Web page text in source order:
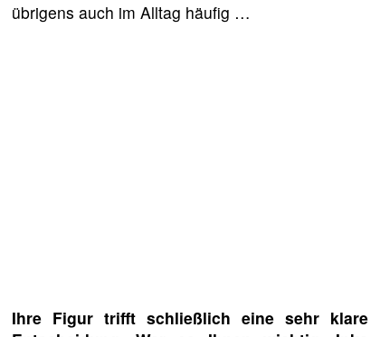
übrigens auch im Alltag häufig …
Ihre Figur trifft schließlich eine sehr klare